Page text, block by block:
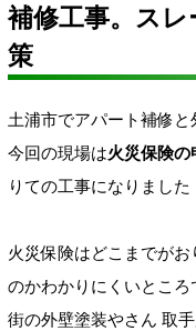
補修工事。ス
策
土浦市でアパート補修と
今回の現場は火災保険の
りての工事になりました
火災保険はどこまでが
のかわかりにくいところ
街の外壁塗装やさん 取